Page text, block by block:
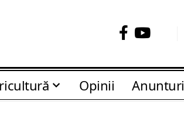
Opinii Anunturi